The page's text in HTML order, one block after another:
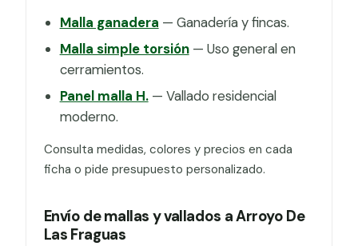
Malla ganadera — Ganadería y fincas.
Malla simple torsión— Uso general en
cerramientos.
Panel malla H.— Vallado residencial
moderno.
Consulta medidas, colores y precios en cada
ficha o pide presupuesto personalizado.
Envío de mallas y vallados a Arroyo De
Las Fraguas